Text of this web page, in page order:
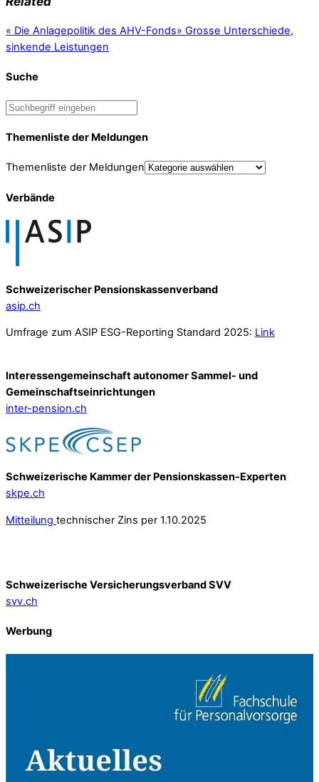
« Die Anlagepolitik des AHV-Fonds» Grosse Unterschiede,
sinkende Leistungen
Suche
Themenliste der Meldungen
Themenliste der Meldungen
Verbände
Schweizerischer Pensionskassenverband
asip.ch
Umfrage zum ASIP ESG-Reporting Standard 2025: Link
Interessengemeinschaft autonomer Sammel- und
Gemeinschafts­einrichtungen
inter-pension.ch
Schweizerische Kammer der Pensionskassen-Experten
skpe.ch
Mitteilung technischer Zins per 1.10.2025
Schweizerische Versicherungsverband SVV
svv.ch
Werbung